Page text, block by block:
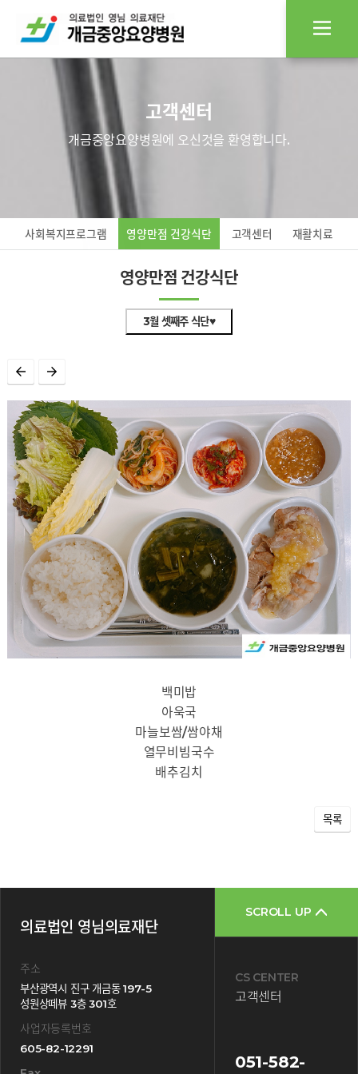
사회복지프로그램 영양만점 건강식단 고객센터 재활치료
고객센터
개금중앙요양병원에 오신것을 환영합니다.
영양만점 건강식단
3월 셋째주 식단♥
백미밥
아욱국
마늘보쌈/쌈야채
열무비빔국수
배추김치
목록
의료법인 영님의료재단
주소
부산광역시 진구 개금동 197-5
성원상떼뷰 3층 301호
사업자등록번호
605-82-12291
SCROLL UP
CS CENTER
고객센터
051-582-